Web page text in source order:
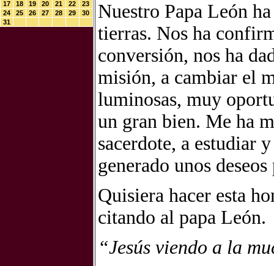
17
18 19 20 21 22
23
24
25 26 27 28 29
30
31
Nuestro Papa León
tierras. Nos ha
conversión, nos ha
misión, a cambiar el
luminosas, muy
un gran bien. Me ha
sacerdote, a estudiar
generado unos
Quisiera hacer esta
citando al papa León.
“Jesús viendo a la